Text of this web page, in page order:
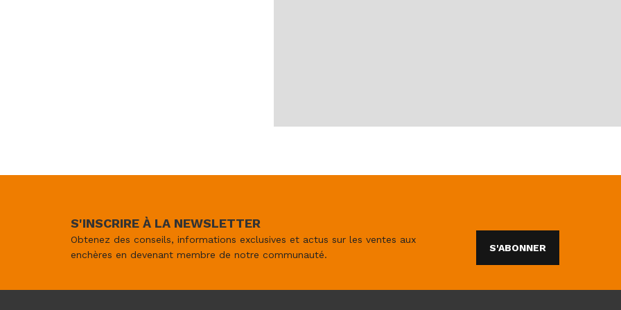
S'INSCRIRE À LA NEWSLETTER
Obtenez des conseils, informations exclusives et actus sur les ventes aux
enchères en devenant membre de notre communauté.
S'ABONNER